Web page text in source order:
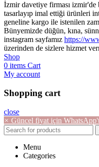
İzmir davetiye firması izmir'de
tasarlayıp imal ettiği ürünleri
geneline kargo ile istenilen
Bünyemizde düğün, kına,
instagram sayfamız https://
üzerinden de sizlere hizmet
Shop
0 items Cart
My account
Shopping cart
close
× Güncel fiyat için
Menu
Categories